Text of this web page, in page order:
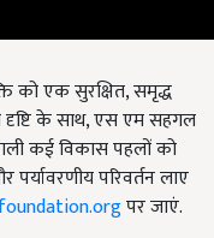
को एक सुरक्षित,समृद्ध
के साथ,एस एम सहगल
कई विकास पहलों को
पर्यावरणीय परिवर्तन लाए
पर जाएं.